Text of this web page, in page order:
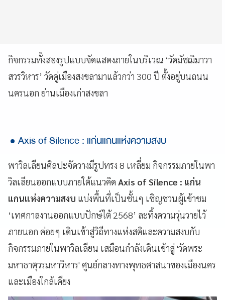
กิจกรรมทั้งสองรูปแบบจัดแสดงภายในบริเวณ ‘วัดมัชฌิมาวา
สวรวิหาร’ วัดคู่เมืองสงขลามาแล้วกว่า 300 ปี ตั้งอยู่บนถนน
นครนอก ย่านเมืองเก่าสงขลา
Axis of Silence : แก่นแกนแห่งความสงบ
พาวิลเลียนศิลปะจัดวางมีรูปทรง 8 เหลี่ยม กิจกรรมภายในพา
วิลเลียนออกแบบภายใต้แนวคิด Axis of Silence : แก่น
แกนแห่งความสงบ แบ่งพื้นที่เป็นชั้นๆ เชิญชวนผู้เข้าชม
‘เทศกาลงานออกแบบปักษ์ใต้ 2568’ ละทิ้งความวุ่นวายไว้
ภายนอก ค่อยๆ เดินเข้าสู่วิถีทางแห่งสติและความสงบกับ
กิจกรรมภายในพาวิลเลียน เสมือนกำลังเดินเข้าสู่ 'วัดพระ
มหาธาตุวรมหาวิหาร' ศูนย์กลางทางพุทธศาสนาของเมืองนคร
และเมืองใกล้เคียง